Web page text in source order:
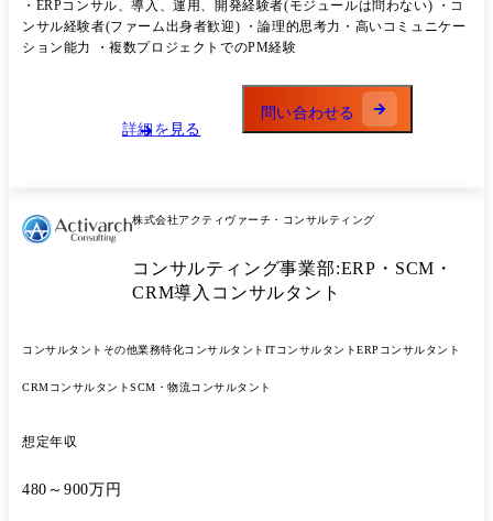
・ERPコンサル、導入、運用、開発経験者(モジュールは問わない) ・コ
ンサル経験者(ファーム出身者歓迎) ・論理的思考力・高いコミュニケー
ション能力 ・複数プロジェクトでのPM経験
詳細を見る
問い合わせる
株式会社アクティヴァーチ・コンサルティング
コンサルティング事業部:ERP・SCM・
CRM導入コンサルタント
コンサルタント その他業務特化コンサルタント ITコンサルタントERPコンサルタント
CRMコンサルタントSCM・物流コンサルタント
想定年収
480～900万円